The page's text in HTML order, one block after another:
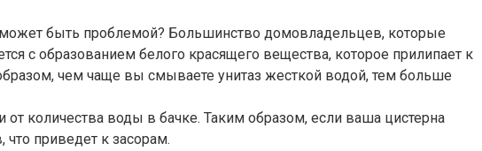
быть проблемой? Большинство домовладельцев, которые
с образованием белого красящего вещества, которое прилипает к
чем чаще вы смываете унитаз жесткой водой, тем больше
количества воды в бачке. Таким образом, если ваша цистерна
приведет к засорам.